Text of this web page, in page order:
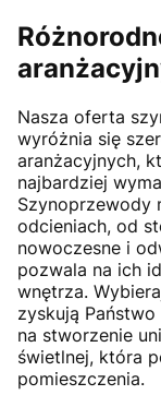
Nasza oferta
wyróżnia się
aranżacyjnych,
najbardziej
Szynoprzewody
odcieniach, od
nowoczesne i
pozwala na ich
wnętrza.
zyskują
na stworzenie
świetlnej, która
pomieszczenia.